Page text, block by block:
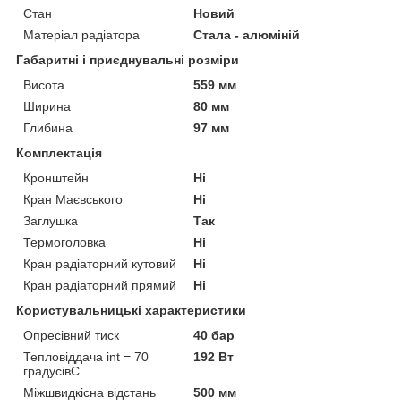
Стан
Новий
Матеріал радіатора
Стала - алюміній
Габаритні і приєднувальні розміри
Висота
559 мм
Ширина
80 мм
Глибина
97 мм
Комплектація
Кронштейн
Ні
Кран Маєвського
Ні
Заглушка
Так
Термоголовка
Ні
Кран радіаторний кутовий
Ні
Кран радіаторний прямий
Ні
Користувальницькі характеристики
Опресівний тиск
40 бар
Тепловіддача int = 70
градусівC
192 Вт
Міжшвидкісна відстань
500 мм